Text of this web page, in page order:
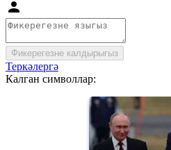
Фикерегезне калдырыгыз
Теркәлергә
Калган символлар: